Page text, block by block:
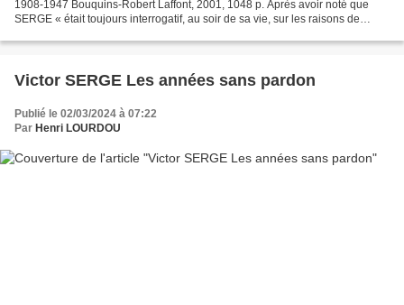
1908-1947 Bouquins-Robert Laffont, 2001, 1048 p. Après avoir noté que
SERGE « était toujours interrogatif, au soir de sa vie, sur les raisons de
Victor SERGE Les années sans pardon
Publié le 02/03/2024 à 07:22
Par Henri LOURDOU